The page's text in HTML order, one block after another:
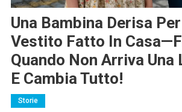
Una Bambina Derisa
Vestito Fatto In
Quando Non Arriva Una
E Cambia Tutto!
Storie